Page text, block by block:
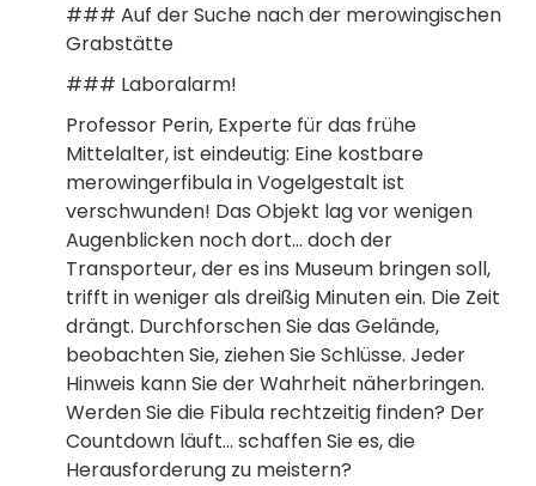
### Auf der Suche nach der merowingischen
Grabstätte
### Laboralarm!
Professor Perin, Experte für das frühe
Mittelalter, ist eindeutig: Eine kostbare
merowingerfibula in Vogelgestalt ist
verschwunden! Das Objekt lag vor wenigen
Augenblicken noch dort… doch der
Transporteur, der es ins Museum bringen soll,
trifft in weniger als dreißig Minuten ein. Die Zeit
drängt. Durchforschen Sie das Gelände,
beobachten Sie, ziehen Sie Schlüsse. Jeder
Hinweis kann Sie der Wahrheit näherbringen.
Werden Sie die Fibula rechtzeitig finden? Der
Countdown läuft… schaffen Sie es, die
Herausforderung zu meistern?